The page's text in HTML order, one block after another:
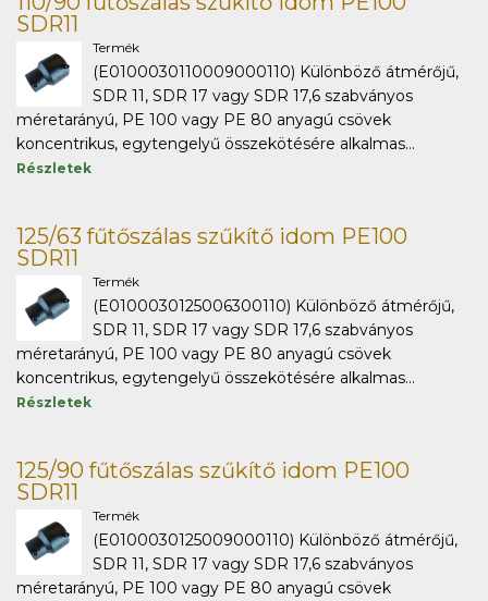
SDR11
Termék
(E0100030110009000110) Különböző átmérőjű,
SDR 11, SDR 17 vagy SDR 17,6 szabványos
méretarányú, PE 100 vagy PE 80 anyagú csövek
koncentrikus, egytengelyű összekötésére alkalmas...
Részletek
125/63 fűtőszálas szűkítő idom PE100
SDR11
Termék
(E0100030125006300110) Különböző átmérőjű,
SDR 11, SDR 17 vagy SDR 17,6 szabványos
méretarányú, PE 100 vagy PE 80 anyagú csövek
koncentrikus, egytengelyű összekötésére alkalmas...
Részletek
125/90 fűtőszálas szűkítő idom PE100
SDR11
Termék
(E0100030125009000110) Különböző átmérőjű,
SDR 11, SDR 17 vagy SDR 17,6 szabványos
méretarányú, PE 100 vagy PE 80 anyagú csövek